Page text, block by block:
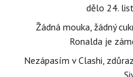
dělo 24.
Žádná mouka, žádný
Ronalda je
Nezápasím v Clashi,